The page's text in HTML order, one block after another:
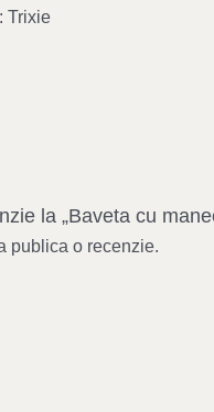
Trixie
la „Baveta cu
publica o recenzie.